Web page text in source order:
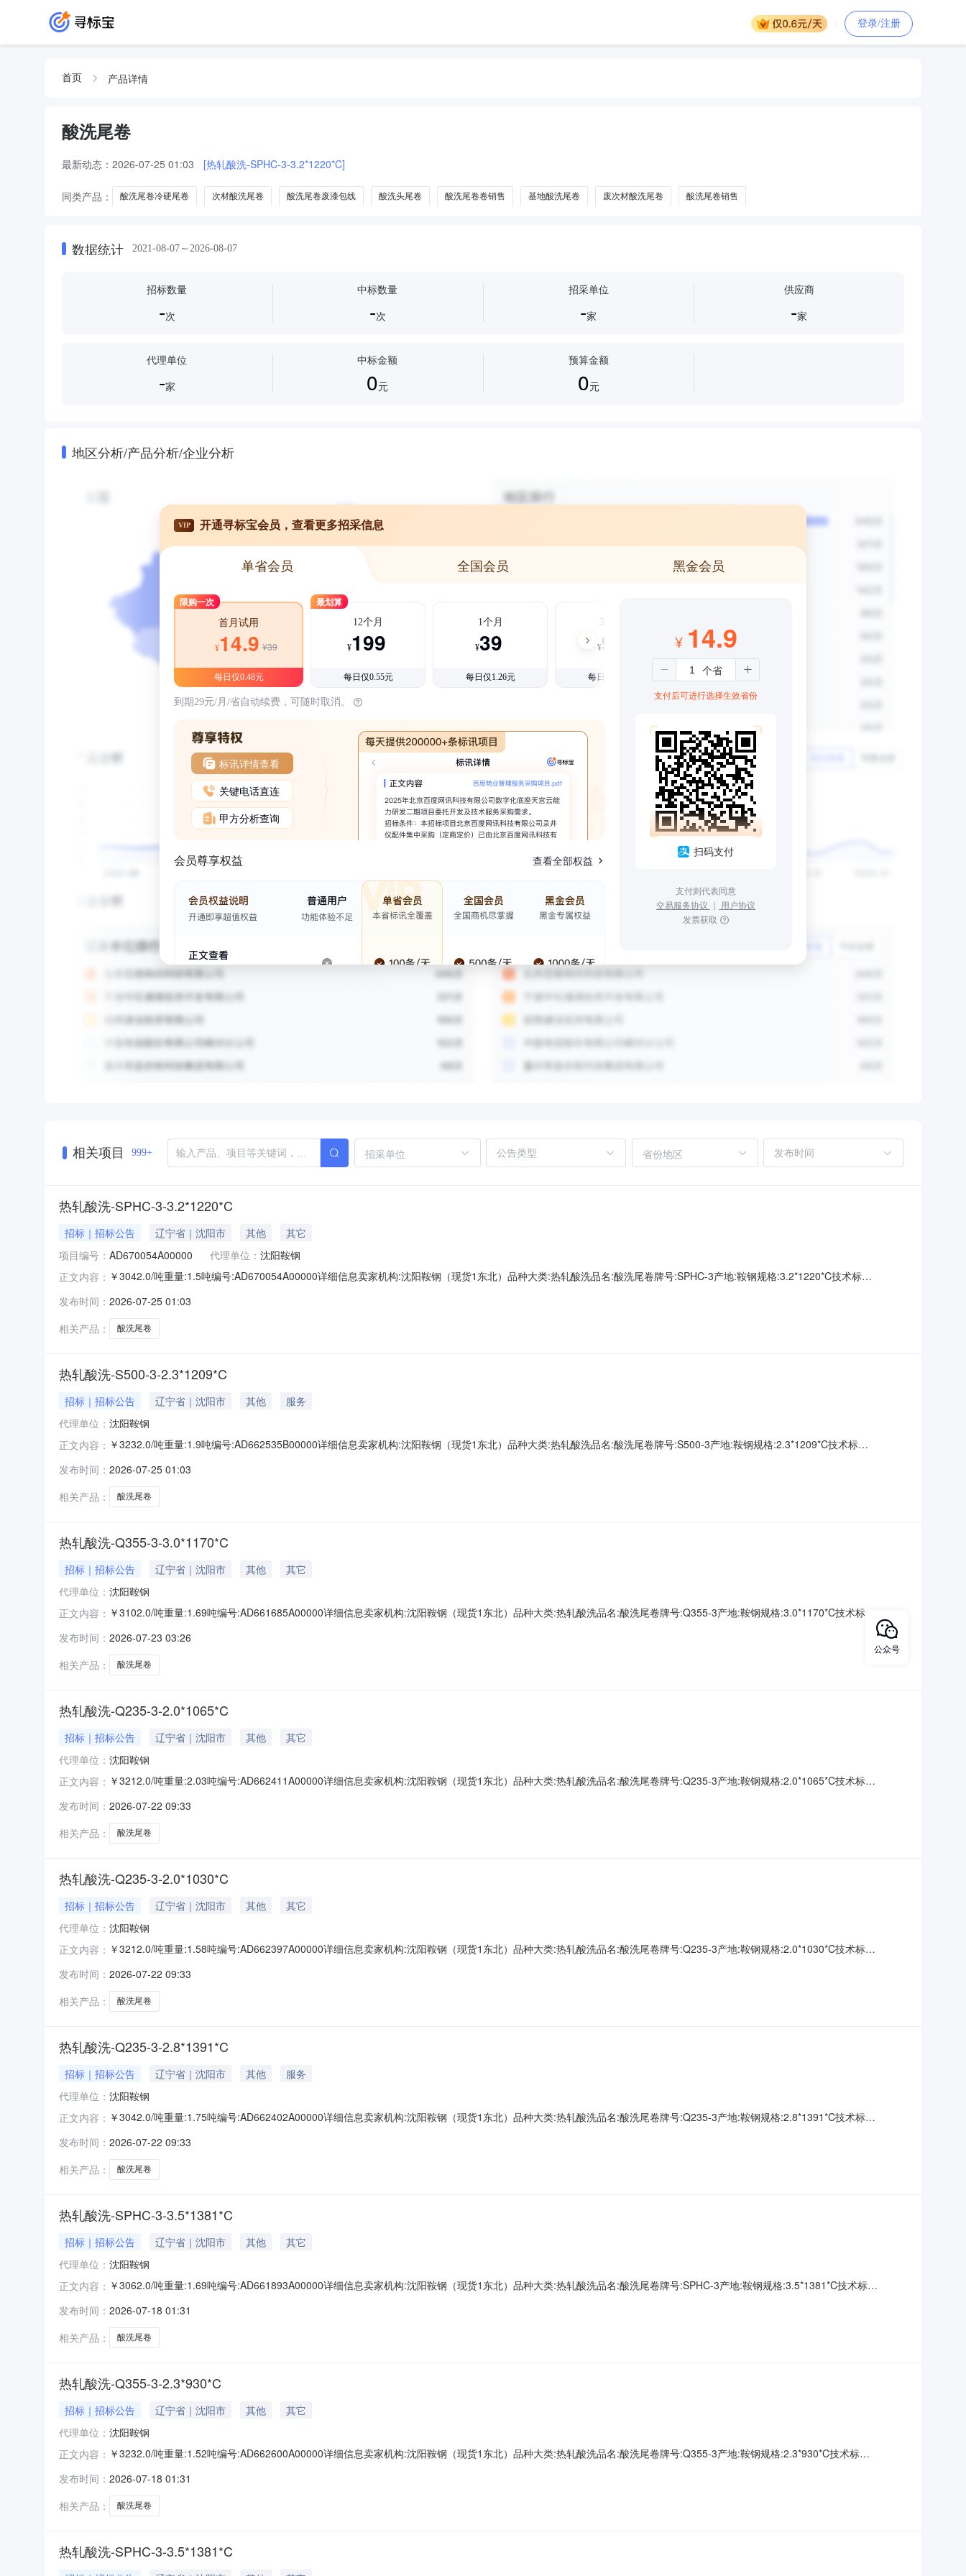
登录/注册
首页 产品详情
酸洗尾卷
最新动态： 2026-07-25 01:03 [热轧酸洗-SPHC-3-3.2*1220*C]
同类产品： 酸洗尾卷冷硬尾卷 次材酸洗尾卷 酸洗尾卷废漆包线 酸洗头尾卷 酸洗尾卷卷销售 基地酸洗尾卷 废次材酸洗尾卷 酸洗尾卷销售
数据统计 2021-08-07～2026-08-07
招标数量
-次
中标数量
-次
招采单位
-家
供应商
-家
代理单位
-家
中标金额
0元
预算金额
0元
地区分析/产品分析/企业分析
VIP 开通寻标宝会员，查看更多招采信息
单省会员 全国会员 黑金会员
限购一次
首月试用
¥14.9 ¥39
每日仅0.48元
最划算
12个月
¥199
每日仅0.55元
1个月
¥39
每日仅1.26元
3个月
¥99
每日仅1.08元
到期29元/月/省自动续费，可随时取消。
标讯详情查看
关键电话直连
甲方分析查询
会员尊享权益 查看全部权益
¥ 14.9
支付后可进行选择生效省份
扫码支付
支付则代表同意
交易服务协议 ｜ 用户协议
发票获取
相关项目 999+ 招采单位 省份地区
热轧酸洗-SPHC-3-3.2*1220*C
招标｜招标公告 辽宁省｜沈阳市 其他
其它
项目编号： AD670054A00000 代理单位： 沈阳鞍钢
正文内容： ￥3042.0/吨重量:1.5吨编号:AD670054A00000详细信息卖家机构:沈阳鞍钢（现货1东北）品种大类:热轧酸洗品名:酸洗尾卷牌号:SPHC-3产地:鞍钢规格:3.2*1220*C技术标
求产线名称:冷轧1#线锌层重量代码描述:上表面锌层重量:0.0下表面锌层重量:0.0资源说明:麻点Z向性能:暂无
发布时间： 2026-07-25 01:03
相关产品：
酸洗尾卷
热轧酸洗-S500-3-2.3*1209*C
招标｜招标公告 辽宁省｜沈阳市 其他
服务
代理单位： 沈阳鞍钢
正文内容： ￥3232.0/吨重量:1.9吨编号:AD662535B00000详细信息卖家机构:沈阳鞍钢（现货1东北）品种大类:热轧酸洗品名:酸洗尾卷牌号:S500-3产地:鞍钢规格:2.3*1209*C技术标
产线名称:冷轧1#线锌层重量代码描述:上表面锌层重量:0.0下表面锌层重量:0.0资源说明:划伤Z向性能:暂无数
发布时间： 2026-07-25 01:03
相关产品：
酸洗尾卷
热轧酸洗-Q355-3-3.0*1170*C
招标｜招标公告 辽宁省｜沈阳市 其他
其它
代理单位： 沈阳鞍钢
正文内容： ￥3102.0/吨重量:1.69吨编号:AD661685A00000详细信息卖家机构:沈阳鞍钢（现货1东北）品种大类:热轧酸洗品名:酸洗尾卷牌号:Q355-3产地:鞍钢规格:3.0*1170*C技术标
准:ATQ350.2-20库位:B3-13-7仓库:鞍山第一轧钢销售有限公司现货1存放地:镀层种类:质量等级:现货1捆包号:AD661685A00000钢厂资源号:D2670195001生产日期:表面说明:无要
求产线名称:冷轧1#线锌层重量代码描述:上表面锌层重量:0.0下表面锌层重量:0.0资源说明:挫伤Z向性能:暂
发布时间： 2026-07-23 03:26
相关产品：
酸洗尾卷
热轧酸洗-Q235-3-2.0*1065*C
招标｜招标公告 辽宁省｜沈阳市 其他
其它
代理单位： 沈阳鞍钢
正文内容： ￥3212.0/吨重量:2.03吨编号:AD662411A00000详细信息卖家机构:沈阳鞍钢（现货1东北）品种大类:热轧酸洗品名:酸洗尾卷牌号:Q235-3产地:鞍钢规格:2.0*1065*C技术标
产线名称:冷轧1#线锌层重量代码描述:上表面锌层重量:0.0下表面锌层重量:0.0资源说明:挫伤Z向性能:暂无
发布时间： 2026-07-22 09:33
相关产品：
酸洗尾卷
热轧酸洗-Q235-3-2.0*1030*C
招标｜招标公告 辽宁省｜沈阳市 其他
其它
代理单位： 沈阳鞍钢
正文内容： ￥3212.0/吨重量:1.58吨编号:AD662397A00000详细信息卖家机构:沈阳鞍钢（现货1东北）品种大类:热轧酸洗品名:酸洗尾卷牌号:Q235-3产地:鞍钢规格:2.0*1030*C技术标
求产线名称:冷轧1#线锌层重量代码描述:上表面锌层重量:0.0下表面锌层重量:0.0资源说明:麻点Z向性能:暂
发布时间： 2026-07-22 09:33
相关产品：
酸洗尾卷
热轧酸洗-Q235-3-2.8*1391*C
招标｜招标公告 辽宁省｜沈阳市 其他
服务
代理单位： 沈阳鞍钢
正文内容： ￥3042.0/吨重量:1.75吨编号:AD662402A00000详细信息卖家机构:沈阳鞍钢（现货1东北）品种大类:热轧酸洗品名:酸洗尾卷牌号:Q235-3产地:鞍钢规格:2.8*1391*C技术标
产线名称:冷轧1#线锌层重量代码描述:上表面锌层重量:0.0下表面锌层重量:0.0资源说明:铁皮压入Z向性能:
发布时间： 2026-07-22 09:33
相关产品：
酸洗尾卷
热轧酸洗-SPHC-3-3.5*1381*C
招标｜招标公告 辽宁省｜沈阳市 其他
其它
代理单位： 沈阳鞍钢
正文内容： ￥3062.0/吨重量:1.69吨编号:AD661893A00000详细信息卖家机构:沈阳鞍钢（现货1东北）品种大类:热轧酸洗品名:酸洗尾卷牌号:SPHC-3产地:鞍钢规格:3.5*1381*C技术标
求产线名称:冷轧1#线锌层重量代码描述:上表面锌层重量:0.0下表面锌层重量:0.0资源说明:铁皮压入Z向性能
发布时间： 2026-07-18 01:31
相关产品：
酸洗尾卷
热轧酸洗-Q355-3-2.3*930*C
招标｜招标公告 辽宁省｜沈阳市 其他
其它
代理单位： 沈阳鞍钢
正文内容： ￥3232.0/吨重量:1.52吨编号:AD662600A00000详细信息卖家机构:沈阳鞍钢（现货1东北）品种大类:热轧酸洗品名:酸洗尾卷牌号:Q355-3产地:鞍钢规格:2.3*930*C技术标
求产线名称:冷轧1#线锌层重量代码描述:上表面锌层重量:0.0下表面锌层重量:0.0资源说明:麻点Z向性能:暂无
发布时间： 2026-07-18 01:31
相关产品：
酸洗尾卷
热轧酸洗-SPHC-3-3.5*1381*C
公众号